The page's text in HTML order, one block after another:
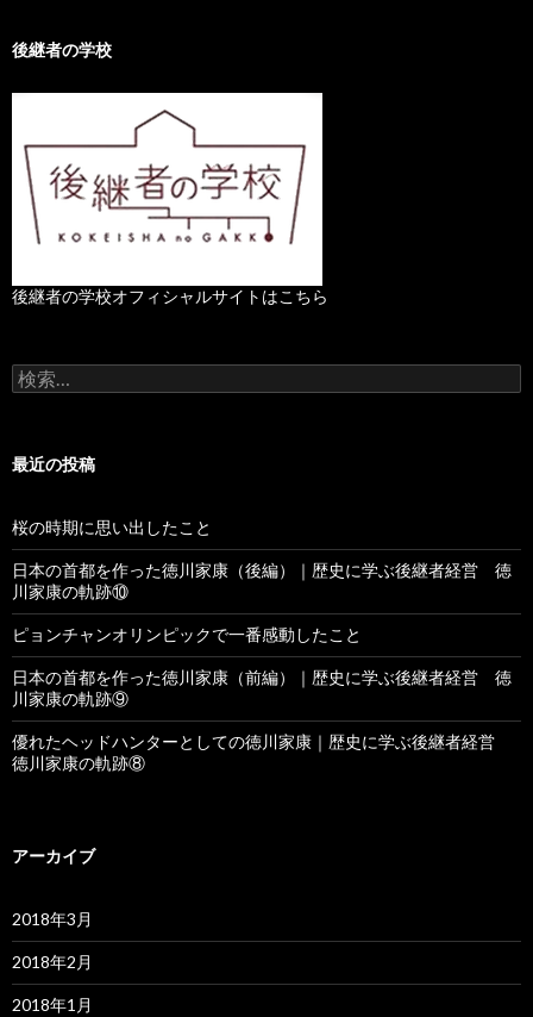
後継者の学校
後継者の学校オフィシャルサイトはこちら
検
索
最近の投稿
桜の時期に思い出したこと
日本の首都を作った徳川家康（後編）｜歴史に学ぶ後継者経営 徳
川家康の軌跡⑩
ピョンチャンオリンピックで一番感動したこと
日本の首都を作った徳川家康（前編）｜歴史に学ぶ後継者経営 徳
川家康の軌跡⑨
優れたヘッドハンターとしての徳川家康｜歴史に学ぶ後継者経営
徳川家康の軌跡⑧
アーカイブ
2018年3月
2018年2月
2018年1月